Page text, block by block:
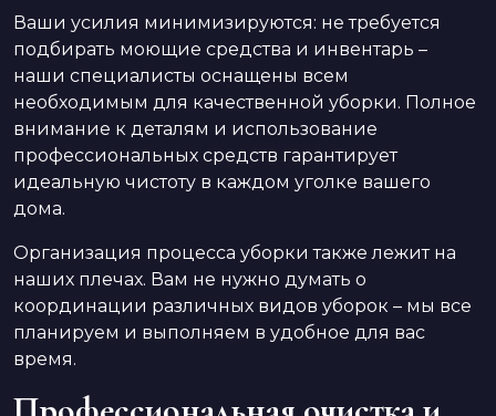
Ваши усилия минимизируются: не требуется
подбирать моющие средства и инвентарь –
наши специалисты оснащены всем
необходимым для качественной уборки. Полное
внимание к деталям и использование
профессиональных средств гарантирует
идеальную чистоту в каждом уголке вашего
дома.
Организация процесса уборки также лежит на
наших плечах. Вам не нужно думать о
координации различных видов уборок – мы все
планируем и выполняем в удобное для вас
время.